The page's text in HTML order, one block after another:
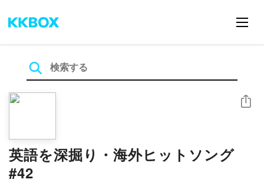
英語を深掘り・海外ヒットソング
#42
シェア